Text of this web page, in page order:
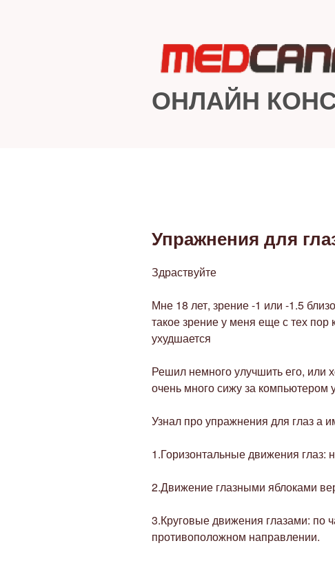
ОНЛАЙН
Упражнения для
Здраствуйте
Мне 18 лет, зрение -1 или -1.5
такое зрение у меня еще с тех
ухудшается
Решил немного улучшить его, или
очень много сижу за компьютером
Узнал про упражнения для глаз а
1.Горизонтальные движения глаз:
2.Движение глазными яблоками
3.Круговые движения глазами: по
противоположном направлении.